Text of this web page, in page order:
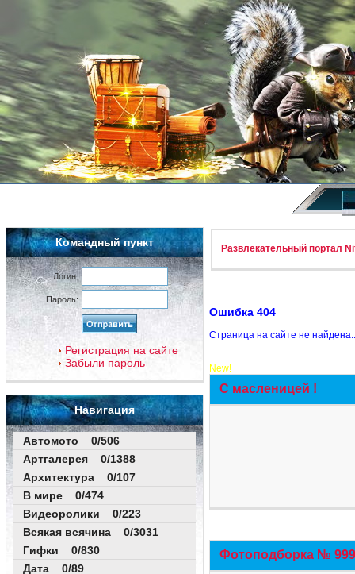
Командный пункт
Логин:
Пароль:
Регистрация на сайте
Забыли пароль
Навигация
Автомото 0/506
Артгалерея 0/1388
Архитектура 0/107
В мире 0/474
Видеоролики 0/223
Всякая всячина 0/3031
Гифки 0/830
Дата 0/89
Развлекательный портал
Ошибка 404
Страница на сайте не
New!
С масленицей !
Фотоподборка №